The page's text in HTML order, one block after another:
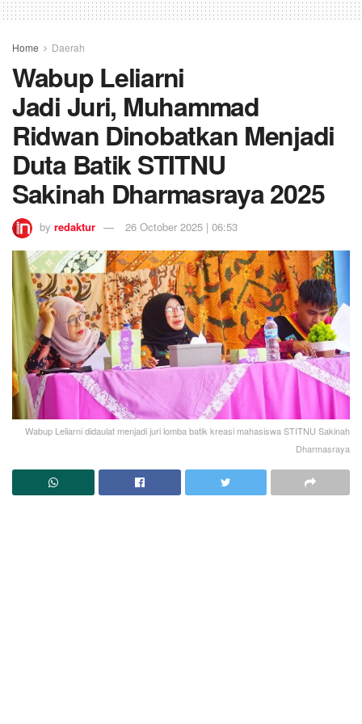
Home Daerah
Wabup Leliarni
Jadi Juri, Muhammad
Ridwan Dinobatkan Menjadi
Duta Batik STITNU
Sakinah Dharmasraya 2025
by redaktur 26 October 2025 | 06:53
Wabup Leliarni didaulat menjadi juri lomba batik kreasi mahasiswa STITNU Sakinah
Dharmasraya